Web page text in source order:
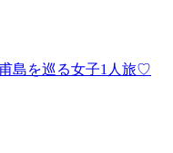
島を巡る女子1人旅♡